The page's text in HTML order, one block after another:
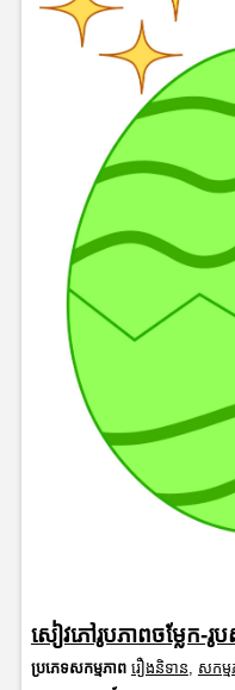
សៀវភៅរូបភាពចម្លែក-រូ
ប្រភេទសកម្មភាព រឿងនិទាន សកម្